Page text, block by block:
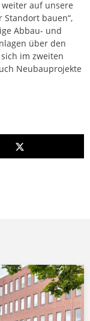
auf unsere
bauen“,
Abbau- und
über den
im zweiten
Neubauprojekte